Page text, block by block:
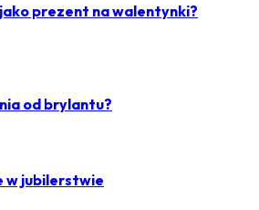
prezent na walentynki?
od brylantu?
w jubilerstwie